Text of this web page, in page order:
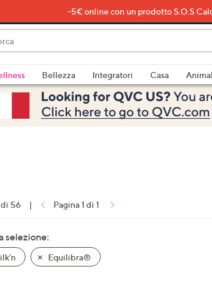
-5€ online con un prodotto S.O.S
Bellezza Integratori Casa
di 56 | Pagina 1 di 1
selezione:
Equilibra®